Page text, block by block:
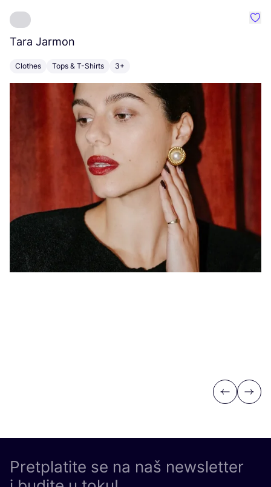
Tara Jarmon
Clothes Tops & T-Shirts 3+
Previous
Next
Pretplatite se na naš newsletter